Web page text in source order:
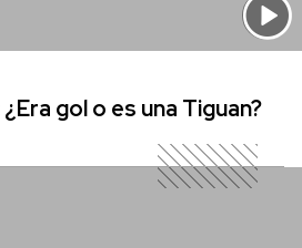
gol o es una Tiguan?